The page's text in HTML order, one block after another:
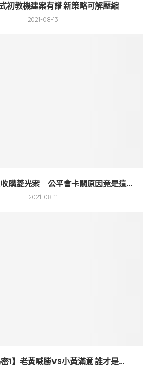
初教機建案有譜 新策略可解壓縮
2021-08-13
收購菱光案 公平會卡關原因竟是這...
2021-08-11
密1】老黃喊勝VS小黃滿意 誰才是...